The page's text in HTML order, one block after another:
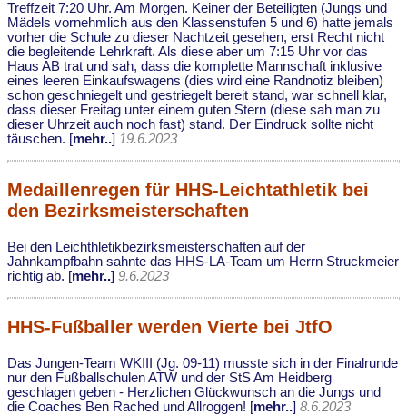
Treffzeit 7:20 Uhr. Am Morgen. Keiner der Beteiligten (Jungs und
Mädels vornehmlich aus den Klassenstufen 5 und 6) hatte jemals
vorher die Schule zu dieser Nachtzeit gesehen, erst Recht nicht
die begleitende Lehrkraft. Als diese aber um 7:15 Uhr vor das
Haus AB trat und sah, dass die komplette Mannschaft inklusive
eines leeren Einkaufswagens (dies wird eine Randnotiz bleiben)
schon geschniegelt und gestriegelt bereit stand, war schnell klar,
dass dieser Freitag unter einem guten Stern (diese sah man zu
dieser Uhrzeit auch noch fast) stand. Der Eindruck sollte nicht
täuschen. [mehr..] 19.6.2023
Medaillenregen für HHS-Leichtathletik bei
den Bezirksmeisterschaften
Bei den Leichthletikbezirksmeisterschaften auf der
Jahnkampfbahn sahnte das HHS-LA-Team um Herrn Struckmeier
richtig ab. [mehr..] 9.6.2023
HHS-Fußballer werden Vierte bei JtfO
Das Jungen-Team WKIII (Jg. 09-11) musste sich in der Finalrunde
nur den Fußballschulen ATW und der StS Am Heidberg
geschlagen geben - Herzlichen Glückwunsch an die Jungs und
die Coaches Ben Rached und Allroggen! [mehr..] 8.6.2023